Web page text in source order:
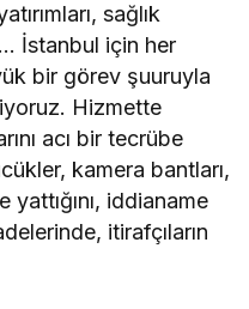
sağlık
İstanbul için her
bir görev şuuruyla
Hizmette
acı bir tecrübe
kamera bantları,
yattığını, iddianame
itirafçıların